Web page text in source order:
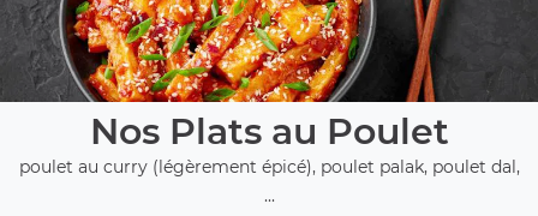
Nos Plats au Poulet
poulet au curry (légèrement épicé), poulet palak, poulet dal,
...